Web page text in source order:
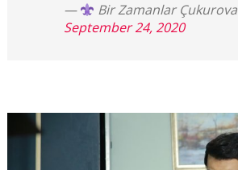
—
Bir Zamanlar Çukurova
September 24, 2020